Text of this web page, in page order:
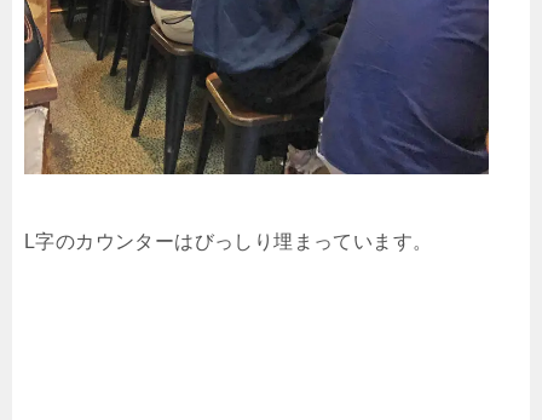
L字のカウンターはびっしり埋まっています。